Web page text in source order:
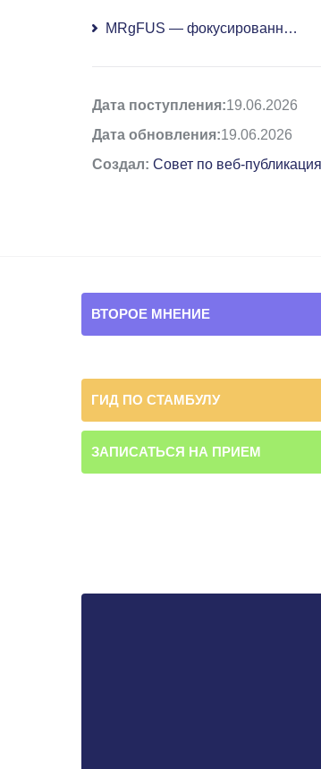
MRgFUS — фокусированный
Дата поступления:19.06.2026
Дата обновления:19.06.2026
Создал: Совет по веб-
ВТОРОЕ МНЕНИЕ
ГИД ПО СТАМБУЛУ
ЗАПИСАТЬСЯ НА ПРИЕМ